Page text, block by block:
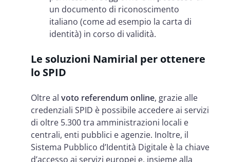
un documento di riconoscimento
italiano (come ad esempio la carta di
identità) in corso di validità.
Le soluzioni Namirial per ottenere
lo SPID
Oltre al voto referendum online, grazie alle
credenziali SPID è possibile accedere ai servizi
di oltre 5.300 tra amministrazioni locali e
centrali, enti pubblici e agenzie. Inoltre, il
Sistema Pubblico d’Identità Digitale è la chiave
d’accesso ai servizi europei e, insieme alla